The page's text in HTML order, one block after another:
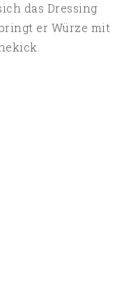
das Dressing
er Würze mit